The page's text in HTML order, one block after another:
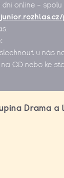
online – spolu
u nás
CD nebo ke
Drama